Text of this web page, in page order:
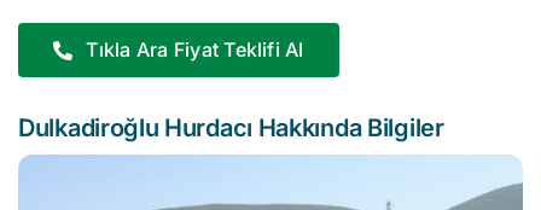
Tıkla Ara Fiyat Teklifi Al
Dulkadiroğlu Hurdacı Hakkında Bilgiler